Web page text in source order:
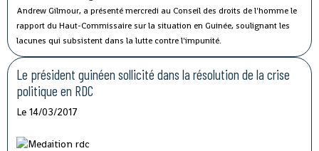
Andrew Gilmour, a présenté mercredi au Conseil des droits de l'homme le
rapport du Haut-Commissaire sur la situation en Guinée, soulignant les
lacunes qui subsistent dans la lutte contre l'impunité.
Le président guinéen sollicité dans la résolution de la crise
politique en RDC
Le 14/03/2017